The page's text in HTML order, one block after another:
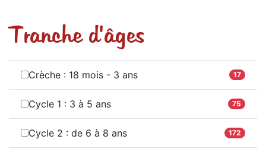
Tranche d'âges
Crèche : 18 mois - 3 ans 17
Cycle 1 : 3 à 5 ans 75
Cycle 2 : de 6 à 8 ans 172